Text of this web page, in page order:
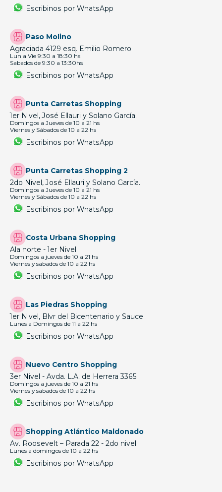
Escribinos por WhatsApp
Paso Molino
Agraciada 4129 esq. Emilio Romero
Lun a Vie 9:30 a 18:30 hs
Sabados de 9:30 a 13:30hs
Escribinos por WhatsApp
Punta Carretas Shopping
1er Nivel, José Ellauri y Solano García.
Domingos a Jueves de 10 a 21 hs
Viernes y Sábados de 10 a 22 hs
Escribinos por WhatsApp
Punta Carretas Shopping 2
2do Nivel, José Ellauri y Solano García.
Domingos a Jueves de 10 a 21 hs
Viernes y Sábados de 10 a 22 hs
Escribinos por WhatsApp
Costa Urbana Shopping
Ala norte - 1er Nivel
Domingos a jueves de 10 a 21 hs
Viernes y sabados de 10 a 22 hs
Escribinos por WhatsApp
Las Piedras Shopping
1er Nivel, Blvr del Bicentenario y Sauce
Lunes a Domingos de 11 a 22 hs
Escribinos por WhatsApp
Nuevo Centro Shopping
3er Nivel - Avda. L.A. de Herrera 3365
Domingos a jueves de 10 a 21 hs
Viernes y sabados de 10 a 22 hs
Escribinos por WhatsApp
Shopping Atlántico Maldonado
Av. Roosevelt – Parada 22 - 2do nivel
Lunes a domingos de 10 a 22 hs
Escribinos por WhatsApp